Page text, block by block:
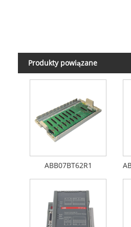
Produkty powiązane
ABB07BT62R1